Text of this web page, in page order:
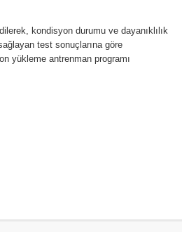
kondisyon durumu ve dayanıklılık
test sonuçlarına göre
yükleme antrenman programı